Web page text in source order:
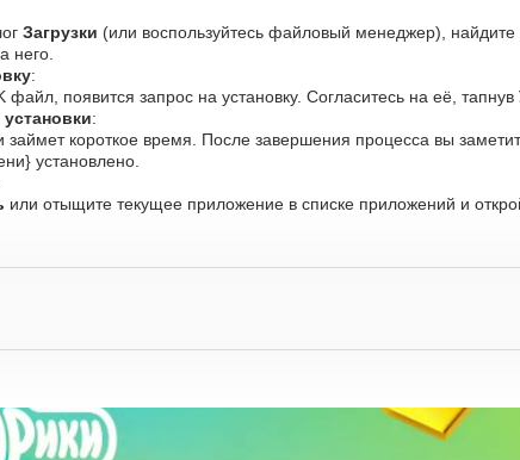
Загрузки (или воспользуйтесь файловый менеджер), найдите
него.
:
файл, появится запрос на установку. Согласитесь на её, тапнув
:
займет короткое время. После завершения процесса вы
установлено.
или отыщите текущее приложение в списке приложений и